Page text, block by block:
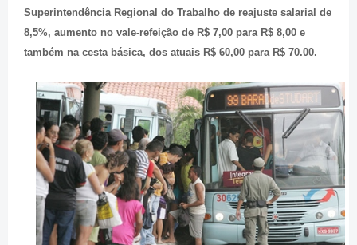
Superintendência Regional do Trabalho de reajuste salarial de
8,5%, aumento no vale-refeição de R$ 7,00 para R$ 8,00 e
também na cesta básica, dos atuais R$ 60,00 para R$ 70.00.